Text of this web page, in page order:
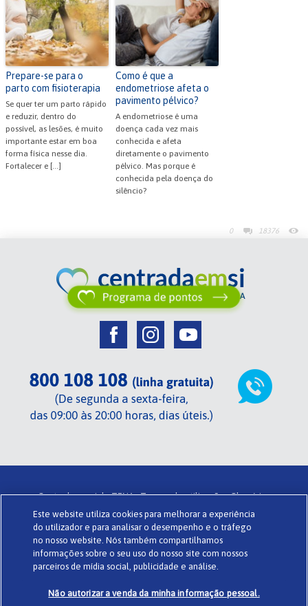
0 18376
Prepare-se para o
parto com fisioterapia
Se quer ter um parto rápido
e reduzir, dentro do
possível, as lesões, é muito
importante estar em boa
forma física nesse dia.
Fortalecer e […]
Como é que a
endometriose afeta o
pavimento pélvico?
A endometriose é uma
doença cada vez mais
conhecida e afeta
diretamente o pavimento
pélvico. Mas porque é
conhecida pela doença do
silêncio?
Centrada em si de TENA . Termos de utilização . Glossário .
Powered by www.codigomedia.com© Essity Portugal Lda
Sobre o Centrada em si . Política de privacidade . Cookies .
Este website utiliza cookies para melhorar a experiência
do utilizador e para analisar o desempenho e o tráfego
no nosso website. Nós também compartilhamos
informações sobre o seu uso do nosso site com nossos
parceiros de mídia social, publicidade e análise.
Não autorizar a venda da minha informação pessoal.